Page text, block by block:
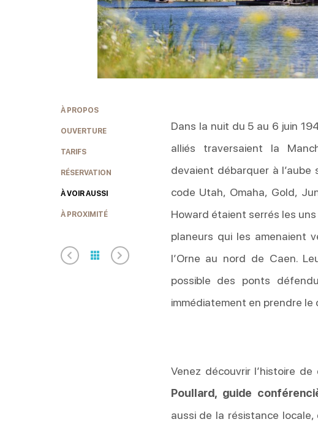
À PROPOS
OUVERTURE
TARIFS
RÉSERVATION
À VOIR AUSSI
À PROXIMITÉ
Dans la nuit du 5 au 6 juin
alliés traversaient la
devaient débarquer à
code Utah, Omaha, Gold,
Howard étaient serrés les
planeurs qui les amenaient
l’Orne au nord de Caen.
possible des ponts
immédiatement en prendre le
Venez découvrir l’histoire
Poullard, guide
aussi de la résistance